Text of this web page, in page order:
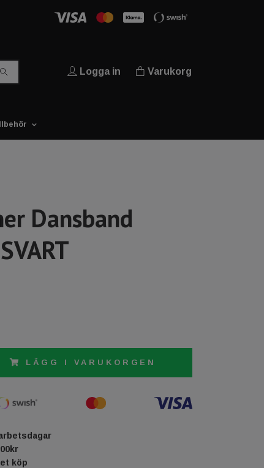
Logga in Varukorg
Dansband
LÄGG I VARUKORGEN
köp